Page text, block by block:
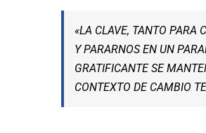
«LA CLAVE, TANTO PARA
Y PARARNOS EN UN
GRATIFICANTE SE
CONTEXTO DE CAMBIO